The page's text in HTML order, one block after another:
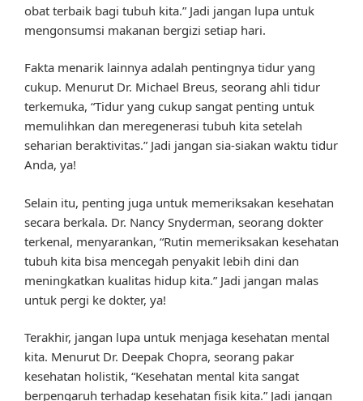
obat terbaik bagi tubuh kita.” Jadi jangan lupa untuk
mengonsumsi makanan bergizi setiap hari.
Fakta menarik lainnya adalah pentingnya tidur yang
cukup. Menurut Dr. Michael Breus, seorang ahli tidur
terkemuka, “Tidur yang cukup sangat penting untuk
memulihkan dan meregenerasi tubuh kita setelah
seharian beraktivitas.” Jadi jangan sia-siakan waktu tidur
Anda, ya!
Selain itu, penting juga untuk memeriksakan kesehatan
secara berkala. Dr. Nancy Snyderman, seorang dokter
terkenal, menyarankan, “Rutin memeriksakan kesehatan
tubuh kita bisa mencegah penyakit lebih dini dan
meningkatkan kualitas hidup kita.” Jadi jangan malas
untuk pergi ke dokter, ya!
Terakhir, jangan lupa untuk menjaga kesehatan mental
kita. Menurut Dr. Deepak Chopra, seorang pakar
kesehatan holistik, “Kesehatan mental kita sangat
berpengaruh terhadap kesehatan fisik kita.” Jadi jangan